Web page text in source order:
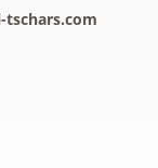
tschars.com